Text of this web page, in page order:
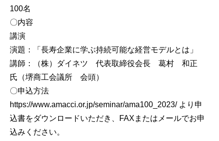
100名
〇内容
講演
演題：「長寿企業に学ぶ持続可能な経営モデルとは」
講師：（株）ダイネツ 代表取締役会長 葛村 和正
氏（堺商工会議所 会頭）
〇申込方法
https://www.amacci.or.jp/seminar/ama100_2023/ より申
込書をダウンロードいただき、FAXまたはメールでお申
込みください。